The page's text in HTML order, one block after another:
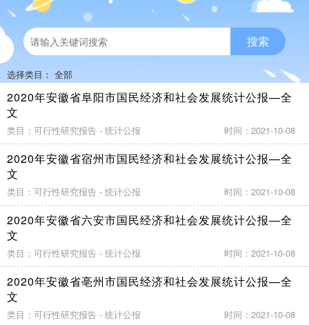
搜索
选择类目： 全部
2020年安徽省阜阳市国民经济和社会发展统计公报—全
文
类目：可行性研究报告 - 统计公报 时间：2021-10-08
2020年安徽省宿州市国民经济和社会发展统计公报—全
文
类目：可行性研究报告 - 统计公报 时间：2021-10-08
2020年安徽省六安市国民经济和社会发展统计公报—全
文
类目：可行性研究报告 - 统计公报 时间：2021-10-08
2020年安徽省亳州市国民经济和社会发展统计公报—全
文
类目：可行性研究报告 - 统计公报 时间：2021-10-08